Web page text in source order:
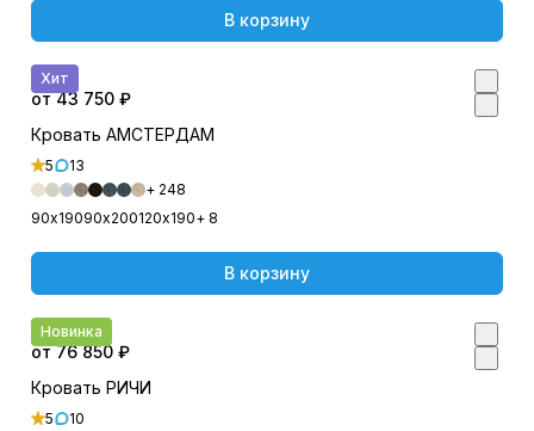
В корзину
Хит
от 43 750 ₽
Кровать АМСТЕРДАМ
5
13
+ 248
90х19090х200120х190+ 8
В корзину
Новинка
от 76 850 ₽
Кровать РИЧИ
5
10